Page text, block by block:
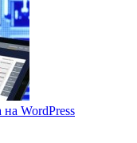
WordPress